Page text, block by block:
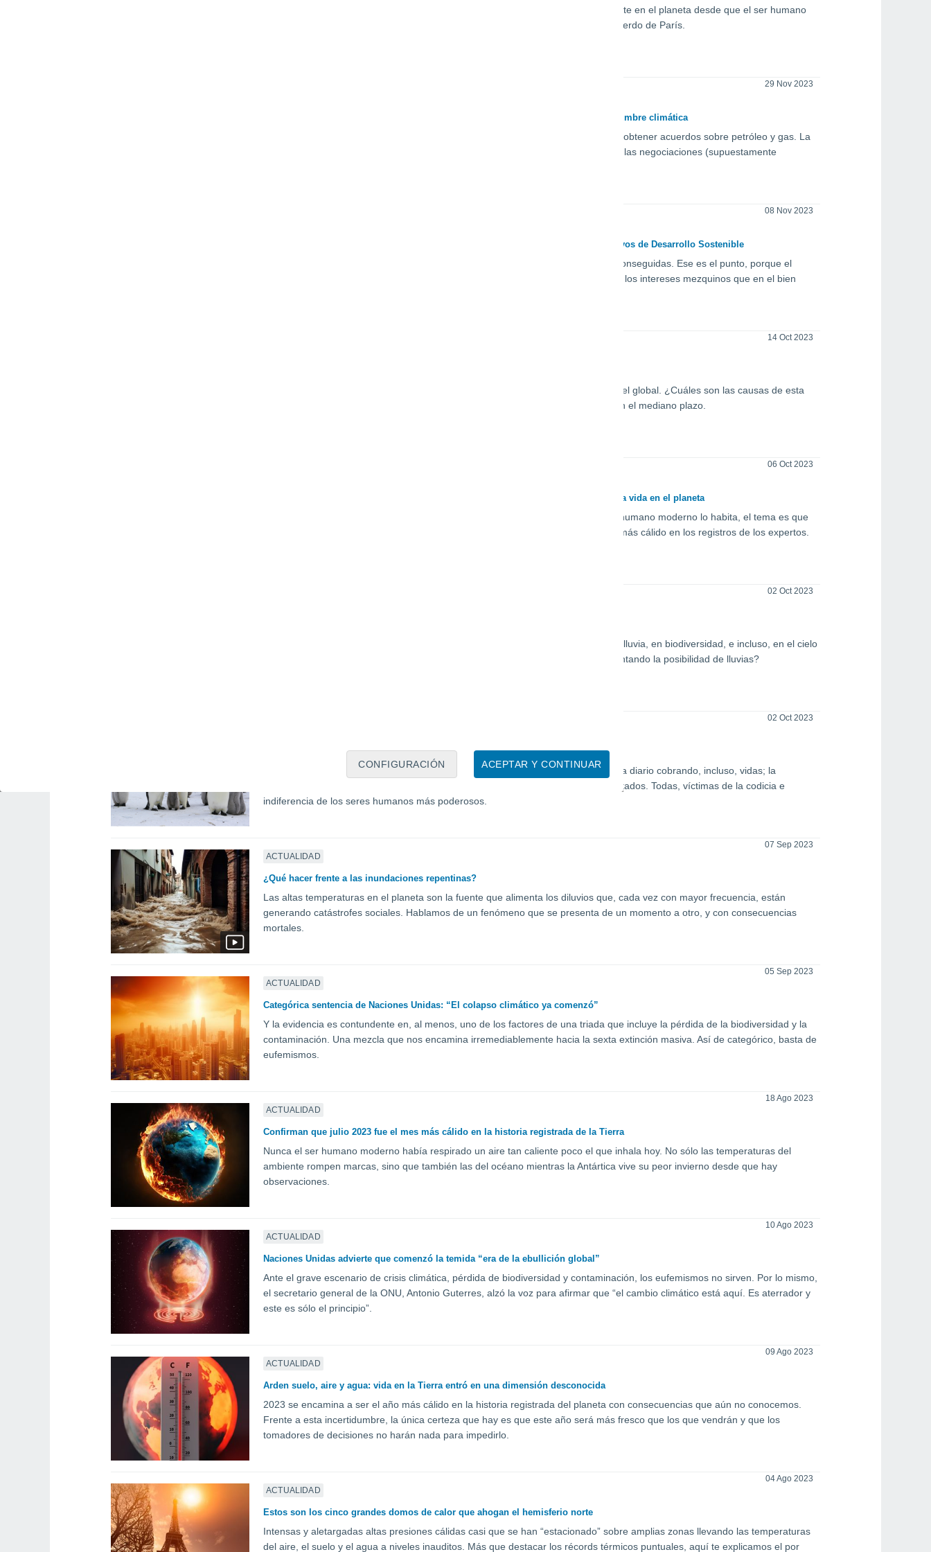
ACEPTAR Y CONTINUAR
CONFIGURACIÓN
La agencia climática de Europa ya informó que el presente año es el más sofocante en el planeta desde que el ser humano
moderno lo habita. Eso al tiempo que la COP28 le pone la lápida al fracasado Acuerdo de París.
29 Nov 2023
COP 28, la gran mentira: revelan plan que busca cerrar negocios petroleros en la cumbre climática
Según documentos filtrados, Emiratos Árabes Unidos buscaría utilizar la cita para obtener acuerdos sobre petróleo y gas. La
COP 2023 se realizará a partir de este jueves 30 de noviembre en Dubái, aunque las negociaciones (supuestamente
08 Nov 2023
¿Quién podría oponerse? Terminar con el hambre en el mundo, parte de los Objetivos de Desarrollo Sostenible
Conoce el listado con las 17 metas que tienen como límite el año 2030 para ser conseguidas. Ese es el punto, porque el
tiempo corre y las prioridades de los tomadores de decisiones se enfocan más en los intereses mezquinos que en el bien
14 Oct 2023
Este es el grupo de vertebrados más amenazado en el planeta y la segunda a nivel global. ¿Cuáles son las causas de esta
decadencia? Lo cierto es que 2 de cada 5 especies de anfibios desaparecerían en el mediano plazo.
06 Oct 2023
¡La Tierra arde cada día más! Tomadores de decisiones del mundo están matando la vida en el planeta
Este 2023 se transformará en el año más cálido sobre la Tierra desde que el ser humano moderno lo habita, el tema es que
todo indica que 2024 será aún peor. El mes recién pasado ha sido el septiembre más cálido en los registros de los expertos.
02 Oct 2023
Los plásticos diminutos están en nuestra sangre, en los océanos, en el aire, en la lluvia, en biodiversidad, e incluso, en el cielo
ayudando a la formación nubosidad. ¿Cómo son capaces de formar nubes aumentando la posibilidad de lluvias?
02 Oct 2023
Emergencia climática en la Antártica llevaría a la extinción al pingüino emperador
Mientras las inundaciones, derrumbes, olas de calor, marejadas, etc, se suceden a diario cobrando, incluso, vidas; la
emergencia debido a la pérdida de biodiversidad marcha también a pasos agigantados. Todas, víctimas de la codicia e
indiferencia de los seres humanos más poderosos.
ACTUALIDAD
07 Sep 2023
¿Qué hacer frente a las inundaciones repentinas?
Las altas temperaturas en el planeta son la fuente que alimenta los diluvios que, cada vez con mayor frecuencia, están
generando catástrofes sociales. Hablamos de un fenómeno que se presenta de un momento a otro, y con consecuencias
mortales.
ACTUALIDAD
05 Sep 2023
Categórica sentencia de Naciones Unidas: “El colapso climático ya comenzó”
Y la evidencia es contundente en, al menos, uno de los factores de una triada que incluye la pérdida de la biodiversidad y la
contaminación. Una mezcla que nos encamina irremediablemente hacia la sexta extinción masiva. Así de categórico, basta de
eufemismos.
ACTUALIDAD
18 Ago 2023
Confirman que julio 2023 fue el mes más cálido en la historia registrada de la Tierra
Nunca el ser humano moderno había respirado un aire tan caliente poco el que inhala hoy. No sólo las temperaturas del
ambiente rompen marcas, sino que también las del océano mientras la Antártica vive su peor invierno desde que hay
observaciones.
ACTUALIDAD
10 Ago 2023
Naciones Unidas advierte que comenzó la temida “era de la ebullición global”
Ante el grave escenario de crisis climática, pérdida de biodiversidad y contaminación, los eufemismos no sirven. Por lo mismo,
el secretario general de la ONU, Antonio Guterres, alzó la voz para afirmar que “el cambio climático está aquí. Es aterrador y
este es sólo el principio”.
ACTUALIDAD
09 Ago 2023
Arden suelo, aire y agua: vida en la Tierra entró en una dimensión desconocida
2023 se encamina a ser el año más cálido en la historia registrada del planeta con consecuencias que aún no conocemos.
Frente a esta incertidumbre, la única certeza que hay es que este año será más fresco que los que vendrán y que los
tomadores de decisiones no harán nada para impedirlo.
ACTUALIDAD
04 Ago 2023
Estos son los cinco grandes domos de calor que ahogan el hemisferio norte
Intensas y aletargadas altas presiones cálidas casi que se han “estacionado” sobre amplias zonas llevando las temperaturas
del aire, el suelo y el agua a niveles inauditos. Más que destacar los récords térmicos puntuales, aquí te explicamos el por